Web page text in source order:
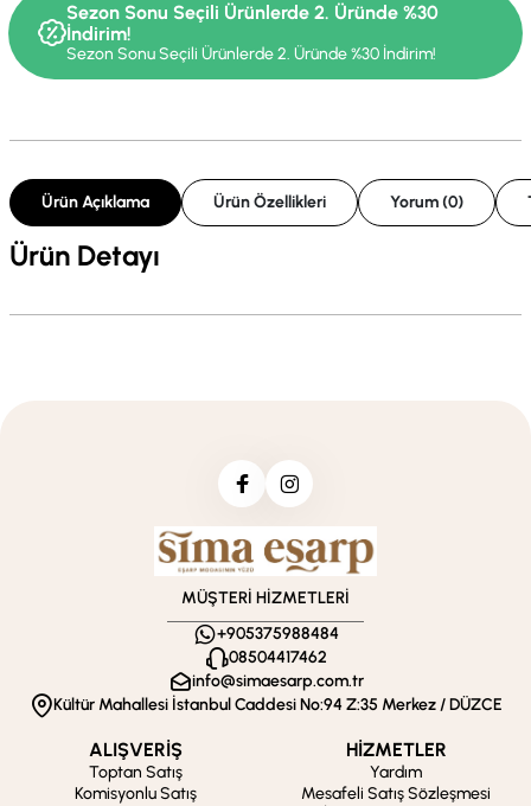
Sezon Sonu Seçili Ürünlerde 2. Üründe %30
İndirim!
Sezon Sonu Seçili Ürünlerde 2. Üründe %30 İndirim!
Ürün Açıklama Ürün Özellikleri Yorum (0)
Ürün Detayı
MÜŞTERİ HİZMETLERİ
+905375988484
08504417462
info@simaesarp.com.tr
Kültür Mahallesi İstanbul Caddesi No:94 Z:35 Merkez / DÜZCE
ALIŞVERİŞ
Toptan Satış
Komisyonlu Satış
HİZMETLER
Yardım
Mesafeli Satış Sözleşmesi